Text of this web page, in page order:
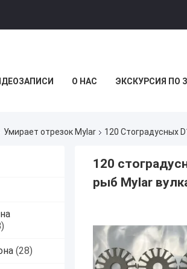
О НАС ЭКСКУРСИЯ ПО
Умирает отрезок Mylar 120 Стоградусных
(28)
120
рыб Mylar